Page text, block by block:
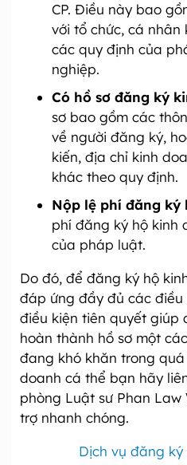
CP. Điều này bao
với tổ chức, cá
các quy định của
nghiệp.
Có hồ sơ đăng ký
sơ bao gồm các
về người đăng ký,
kiến, địa chỉ kinh
khác theo quy định.
Nộp lệ phí đăng ký
phí đăng ký hộ kinh
của pháp luật.
Do đó, để đăng ký hộ
đáp ứng đầy đủ các
điều kiện tiên quyết giúp
hoàn thành hồ sơ một
đang khó khăn trong
doanh cá thể bạn hãy
phòng Luật sư Phan
trợ nhanh chóng.
Dịch vụ đăng